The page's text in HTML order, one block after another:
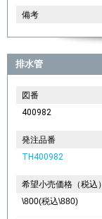
備考
排水管
図番
400982
発注品番
TH400982
希望小売価格（税込）
\800(税込\880)